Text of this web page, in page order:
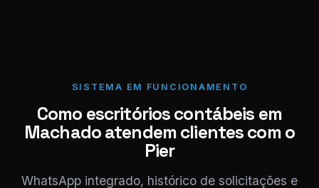
SISTEMA EM FUNCIONAMENTO
Como escritórios contábeis em
Machado atendem clientes com o
Pier
WhatsApp integrado, histórico de solicitações e